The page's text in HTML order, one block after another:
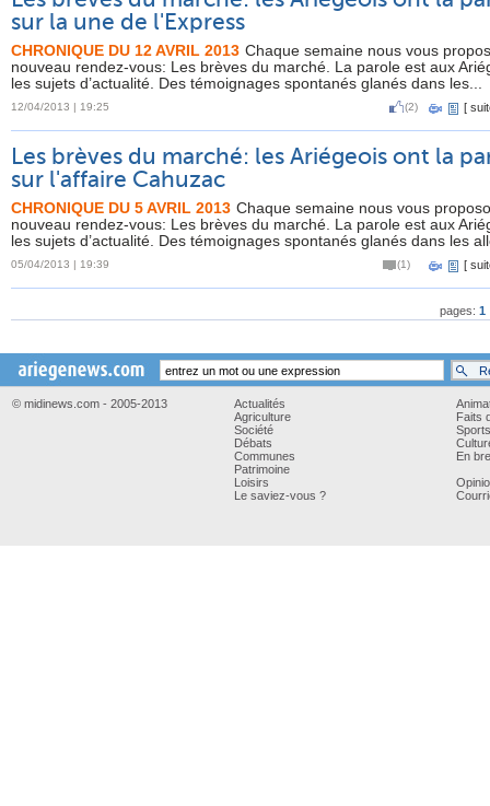
sur la une de l'Express
CHRONIQUE DU 12 AVRIL 2013 Chaque semaine nous vous
nouveau rendez-vous: Les brèves du marché. La parole est aux
les sujets d’actualité. Des témoignages spontanés glanés dans les...
12/04/2013 | 19:25 (2) [
Les brèves du marché: les Ariégeois ont la
sur l'affaire Cahuzac
CHRONIQUE DU 5 AVRIL 2013 Chaque semaine nous vous
nouveau rendez-vous: Les brèves du marché. La parole est aux
les sujets d’actualité. Des témoignages spontanés glanés dans les
05/04/2013 | 19:39 (1) [
pages: 1
© midinews.com - 2005-2013
Actualités
Agriculture
Société
Débats
Communes
Patrimoine
Loisirs
Le saviez-vous ?
Faits
Sports
En